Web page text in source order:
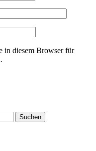
in diesem Browser für